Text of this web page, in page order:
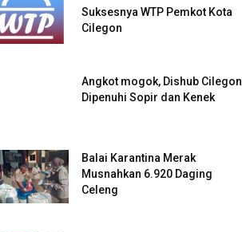
Suksesnya WTP Pemkot Kota
Cilegon
Angkot mogok, Dishub Cilegon
Dipenuhi Sopir dan Kenek
Balai Karantina Merak
Musnahkan 6.920 Daging
Celeng